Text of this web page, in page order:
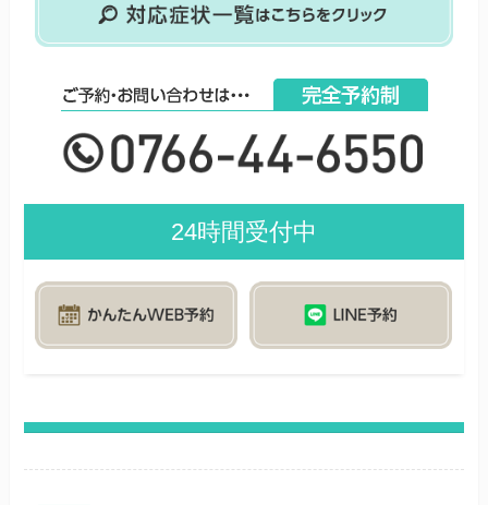
24時間受付中